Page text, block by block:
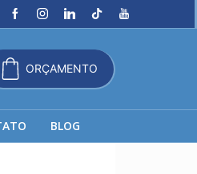
ORÇAMENTO
BLOG